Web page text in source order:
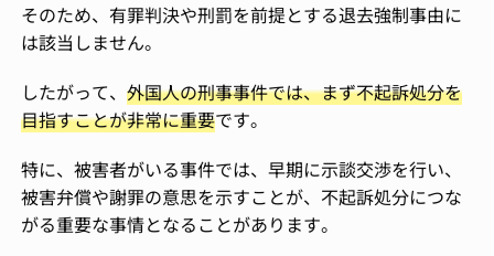
そのため、有罪判決や刑罰を前提とする退去強制事由に
は該当しません。
したがって、外国人の刑事事件では、まず不起訴処分を
目指すことが非常に重要です。
特に、被害者がいる事件では、早期に示談交渉を行い、
被害弁償や謝罪の意思を示すことが、不起訴処分につな
がる重要な事情となることがあります。